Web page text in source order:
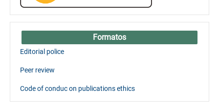
Formatos
Editorial police
Peer review
Code of conduc on publications ethics